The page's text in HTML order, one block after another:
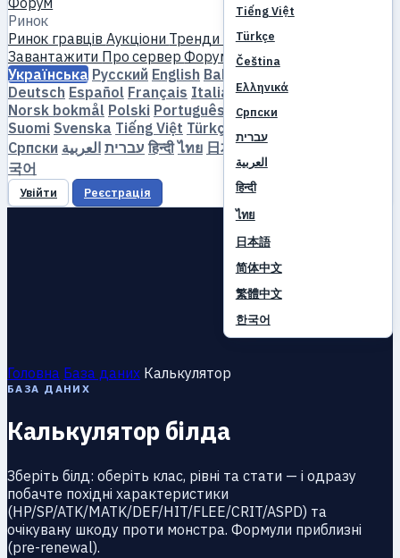
Tiếng Việt
Türkçe
Čeština
Ελληνικά
Српски
עברית
العربية
हिन्दी
ไทย
日本語
简体中文
繁體中文
한국어
Ринок
Ринок гравців Аукціони Тренди цінЕкономіка
Завантажити Про серверФорум
Українська Русский English Bahasa Indonesia
Deutsch Español Français Italiano Magyar
Norsk bokmål Polski Português Română
Suomi Svenska Tiếng Việt Türkçe
Српски
עברית العربية हिन्दी ไทย 日本語 简体中文
국어
Увійти Реєстрація
Головна База даних Калькулятор
БАЗА ДАНИХ
Калькулятор білда
Зберіть білд: оберіть клас, рівні та стати — і одразу
побачте похідні характеристики
(HP/SP/ATK/MATK/DEF/HIT/FLEE/CRIT/ASPD) та
очікувану шкоду проти монстра. Формули приблизні
(pre-renewal).